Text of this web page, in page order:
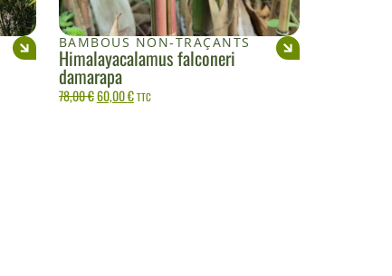
BAMBOUS NON-TRAÇANTS
Himalayacalamus falconeri
damarapa
78,00€60,00€ TTC